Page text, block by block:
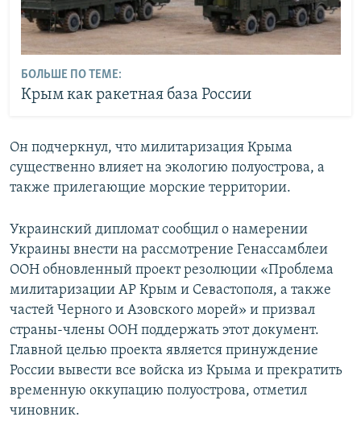
БОЛЬШЕ ПО ТЕМЕ:
Крым как ракетная база России
Он подчеркнул, что милитаризация Крыма
существенно влияет на экологию полуострова, а
также прилегающие морские территории.
Украинский дипломат сообщил о намерении
Украины внести на рассмотрение Генассамблеи
ООН обновленный проект резолюции «Проблема
милитаризации АР Крым и Севастополя, а также
частей Черного и Азовского морей» и призвал
страны-члены ООН поддержать этот документ.
Главной целью проекта является принуждение
России вывести все войска из Крыма и прекратить
временную оккупацию полуострова, отметил
чиновник.